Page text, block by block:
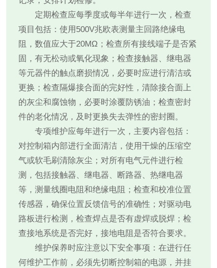
定期检查应每季度或每半年进行一次，检查
项目包括：使用500V兆欧表测量主回路绝缘电
阻，数值应大于20MΩ；检查所有接线端子是否紧
固，有无松动或氧化现象；检查接触器、继电器
等元器件的触点磨损情况，必要时应进行清洁或
更换；检查隔爆接合面的完好性，清除接合面上
的灰尘和腐蚀物，必要时涂覆防锈油；检查密封
件的老化情况，及时更换失去弹性的密封圈。
专项维护应每年进行一次，主要内容包括：
对控制箱内部进行全面清洁，使用干燥的压缩空
气或软毛刷清除灰尘；对所有电气元件进行检
测，包括接触器、继电器、断路器、热继电器
等，测量线圈电阻和绝缘电阻；检查和校准位置
传感器，确保位置反馈信号的准确性；对驱动电
路板进行检测，检查焊点是否有虚焊或脱焊；检
查接地系统是否完好，接地电阻是否符合要求。
维护保养时应注意以下安全事项：在进行任
何维护工作前，必须先切断控制箱的电源，并挂